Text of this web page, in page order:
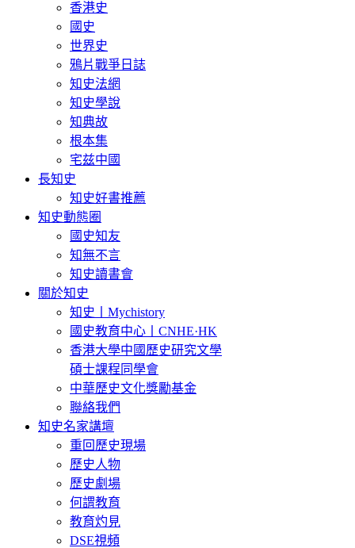
香港史
國史
世界史
鴉片戰爭日誌
知史法網
知史學說
知典故
根本集
宅兹中國
長知史
知史好書推薦
知史動態圈
國史知友
知無不言
知史讀書會
關於知史
知史丨Mychistory
國史教育中心丨CNHE·HK
香港大學中國歷史研究文學
碩士課程同學會
中華歷史文化獎勵基金
聯絡我們
知史名家講壇
重回歷史現場
歷史人物
歷史劇場
何謂教育
教育灼見
DSE視頻